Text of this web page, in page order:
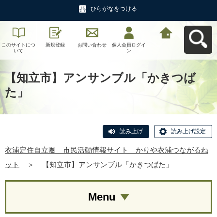
ひらがなをつける
このサイトにつ
いて
新規登録 お問い合わせ
個人会員ログイ
ン
【知立市】アンサンブル「かきつば
た」
読み上げ 読み上げ設定
衣浦定住自立圏 市民活動情報サイト かりや衣浦つながるね
ット
＞ 【知立市】アンサンブル「かきつばた」
Menu